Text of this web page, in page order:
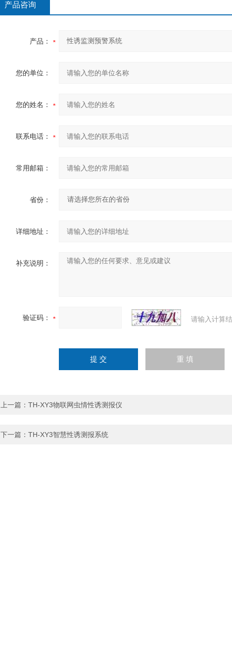
产品咨询
产品：
您的单位：
您的姓名：
联系电话：
常用邮箱：
省份：
详细地址：
补充说明：
验证码： 请输入计算
上一篇： TH-XY3物联网虫情性诱测报仪
下一篇： TH-XY3智慧性诱测报系统